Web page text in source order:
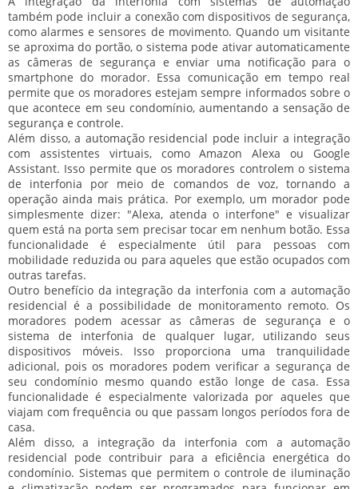
também pode incluir a conexão com dispositivos de segurança,
como alarmes e sensores de movimento. Quando um visitante
se aproxima do portão, o sistema pode ativar automaticamente
as câmeras de segurança e enviar uma notificação para o
smartphone do morador. Essa comunicação em tempo real
permite que os moradores estejam sempre informados sobre o
que acontece em seu condomínio, aumentando a sensação de
segurança e controle.
Além disso, a automação residencial pode incluir a integração
com assistentes virtuais, como Amazon Alexa ou Google
Assistant. Isso permite que os moradores controlem o sistema
de interfonia por meio de comandos de voz, tornando a
operação ainda mais prática. Por exemplo, um morador pode
simplesmente dizer: "Alexa, atenda o interfone" e visualizar
quem está na porta sem precisar tocar em nenhum botão. Essa
funcionalidade é especialmente útil para pessoas com
mobilidade reduzida ou para aqueles que estão ocupados com
outras tarefas.
Outro benefício da integração da interfonia com a automação
residencial é a possibilidade de monitoramento remoto. Os
moradores podem acessar as câmeras de segurança e o
sistema de interfonia de qualquer lugar, utilizando seus
dispositivos móveis. Isso proporciona uma tranquilidade
adicional, pois os moradores podem verificar a segurança de
seu condomínio mesmo quando estão longe de casa. Essa
funcionalidade é especialmente valorizada por aqueles que
viajam com frequência ou que passam longos períodos fora de
casa.
Além disso, a integração da interfonia com a automação
residencial pode contribuir para a eficiência energética do
condomínio. Sistemas que permitem o controle de iluminação